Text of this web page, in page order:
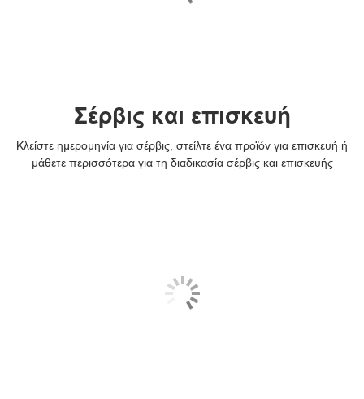
Σέρβις και επισκευή
Κλείστε ημερομηνία για σέρβις, στείλτε ένα προϊόν για επισκευή ή
μάθετε περισσότερα για τη διαδικασία σέρβις και επισκευής